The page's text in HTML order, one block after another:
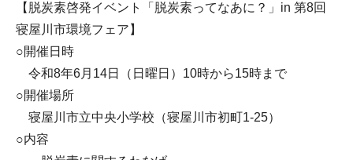
【脱炭素啓発イベント「脱炭素ってなあに？」in 第8回
寝屋川市環境フェア】
○開催日時
令和8年6月14日（日曜日）10時から15時まで
○開催場所
寝屋川市立中央小学校（寝屋川市初町1-25）
○内容